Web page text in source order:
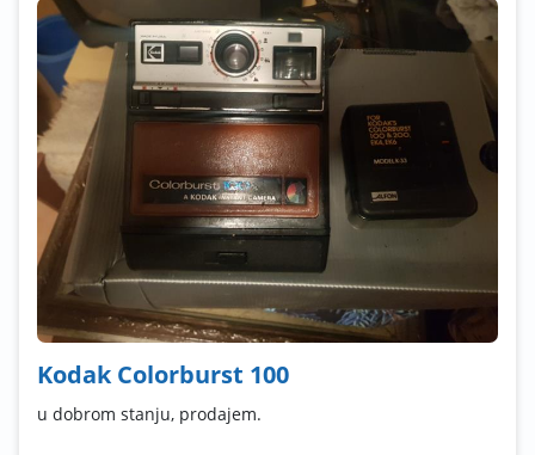
Kodak Colorburst 100
u dobrom stanju, prodajem.